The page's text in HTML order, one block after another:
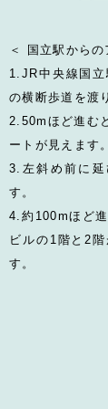
＜ 国立駅から
1.JR中央線国
の横断歩道を渡
2.50mほど進む
ートが見えます。
3.左斜め前に
す。
4.約100mほど
ビルの1階と2
す。